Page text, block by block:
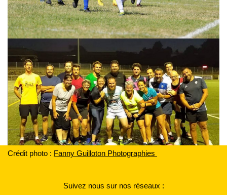
Crédit photo : Fanny Guilloton Photographies
Suivez nous sur nos réseaux :